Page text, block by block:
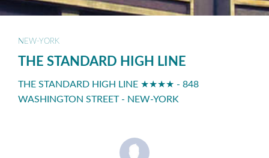
NEW-YORK
THE STANDARD HIGH LINE
THE STANDARD HIGH LINE ★★★★ - 848
WASHINGTON STREET - NEW-YORK